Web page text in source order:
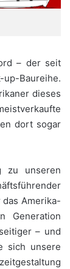
– der seit
Baureihe.
dieses
dort sogar
zu unseren
Amerika-
Generation
– und
sich unsere